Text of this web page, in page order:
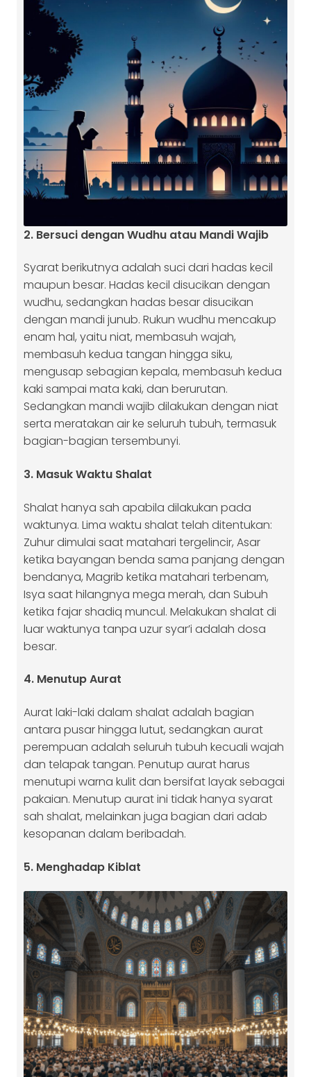
2. Bersuci dengan Wudhu atau Mandi Wajib
Syarat berikutnya adalah suci dari hadas kecil
maupun besar. Hadas kecil disucikan dengan
wudhu, sedangkan hadas besar disucikan
dengan mandi junub. Rukun wudhu mencakup
enam hal, yaitu niat, membasuh wajah,
membasuh kedua tangan hingga siku,
mengusap sebagian kepala, membasuh kedua
kaki sampai mata kaki, dan berurutan.
Sedangkan mandi wajib dilakukan dengan niat
serta meratakan air ke seluruh tubuh, termasuk
bagian-bagian tersembunyi.
3. Masuk Waktu Shalat
Shalat hanya sah apabila dilakukan pada
waktunya. Lima waktu shalat telah ditentukan:
Zuhur dimulai saat matahari tergelincir, Asar
ketika bayangan benda sama panjang dengan
bendanya, Magrib ketika matahari terbenam,
Isya saat hilangnya mega merah, dan Subuh
ketika fajar shadiq muncul. Melakukan shalat di
luar waktunya tanpa uzur syar’i adalah dosa
besar.
4. Menutup Aurat
Aurat laki-laki dalam shalat adalah bagian
antara pusar hingga lutut, sedangkan aurat
perempuan adalah seluruh tubuh kecuali wajah
dan telapak tangan. Penutup aurat harus
menutupi warna kulit dan bersifat layak sebagai
pakaian. Menutup aurat ini tidak hanya syarat
sah shalat, melainkan juga bagian dari adab
kesopanan dalam beribadah.
5. Menghadap Kiblat